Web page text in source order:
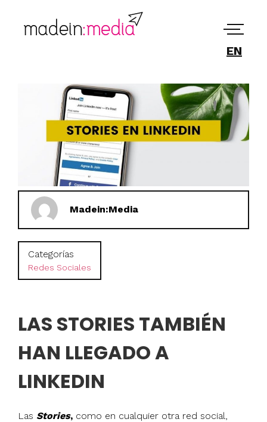
EN
Madein:Media
Categorías
Redes Sociales
LAS STORIES TAMBIÉN
HAN LLEGADO A
LINKEDIN
Las Stories, como en cualquier otra red social,